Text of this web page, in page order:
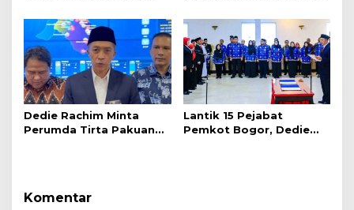
Abad Kedua NU”
Dedie Rachim Minta
Perumda Tirta Pakuan
Lantik 15 Pejabat
Pemkot Bogor, Dedie
Komentar